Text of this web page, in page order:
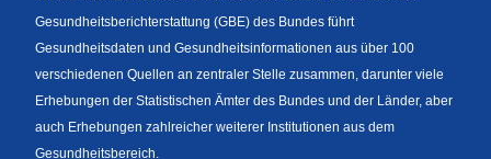
Gesundheitsberichterstattung (GBE) des Bundes führt
Gesundheitsdaten und Gesundheitsinformationen aus über 100
verschiedenen Quellen an zentraler Stelle zusammen, darunter viele
Erhebungen der Statistischen Ämter des Bundes und der Länder, aber
auch Erhebungen zahlreicher weiterer Institutionen aus dem
Gesundheitsbereich.